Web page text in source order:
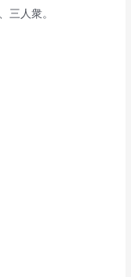
三人衆。